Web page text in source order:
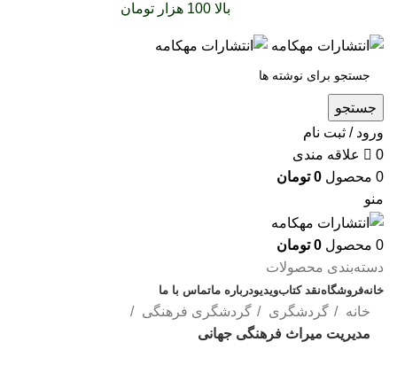
بالا 100 هزار تومان
جستجو
ورود / ثبت نام
0
علاقه مندی
0 محصول 0 تومان
منو
0 محصول 0 تومان
دسته‌بندی محصولات
خانهفروشگاهنقد کتابویدیودرباره‌ ماتماس با ما
خانه گردشگری
گردشگری فرهنگی
مدیریت میراث فرهنگی جهانی